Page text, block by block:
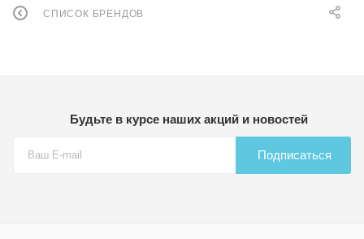
СПИСОК БРЕНДОВ
Будьте в курсе наших акций и новостей
Подписаться